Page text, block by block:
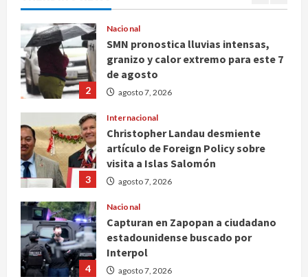
2
Nacional
SMN pronostica lluvias intensas,
granizo y calor extremo para este 7
de agosto
agosto 7, 2026
3
Internacional
Christopher Landau desmiente
artículo de Foreign Policy sobre
visita a Islas Salomón
agosto 7, 2026
4
Nacional
Capturan en Zapopan a ciudadano
estadounidense buscado por
Interpol
agosto 7, 2026